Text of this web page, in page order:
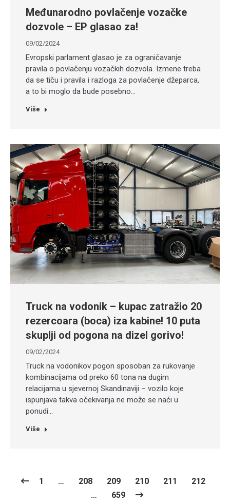
Međunarodno povlačenje vozačke
dozvole – EP glasao za!
09/02/2024
Evropski parlament glasao je za ograničavanje
pravila o povlačenju vozačkih dozvola. Izmene treba
da se tiču i pravila i razloga za povlačenje džeparca,
a to bi moglo da bude posebno…
Više
Truck na vodonik – kupac zatražio 20
rezercoara (boca) iza kabine! 10 puta
skuplji od pogona na dizel gorivo!
09/02/2024
Truck na vodonikov pogon sposoban za rukovanje
kombinacijama od preko 60 tona na dugim
relacijama u sjevernoj Skandinaviji – vozilo koje
ispunjava takva očekivanja ne može se naći u
ponudi…
Više
1 … 208 209 210 211
212
…
659